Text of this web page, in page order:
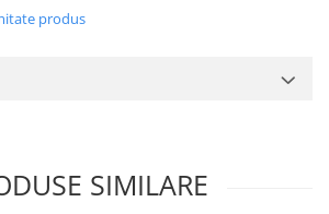
produs
SIMILARE